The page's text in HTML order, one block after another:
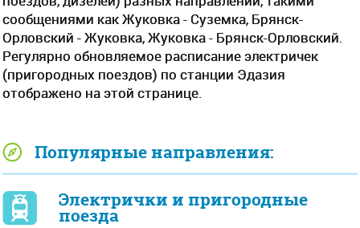
сообщениями как Жуковка - Суземка, Брянск-
Орловский - Жуковка, Жуковка - Брянск-Орловский.
Регулярно обновляемое расписание электричек
(пригородных поездов) по станции Эдазия
отображено на этой странице.
Популярные направления:
Электрички и пригородные
поезда